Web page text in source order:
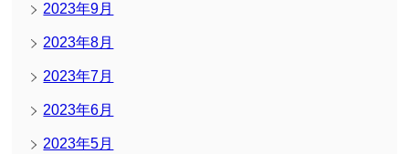
2023年9月
2023年8月
2023年7月
2023年6月
2023年5月